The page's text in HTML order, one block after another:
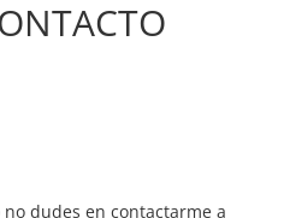
dudes en contactarme a